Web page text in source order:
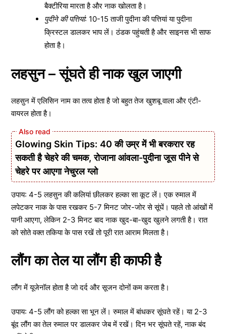
बैक्टीरिया मारता है और नाक खोलता है।
पुदीने की पत्तियां: 10-15 ताजी पुदीना की पत्तियां या पुदीना
क्रिस्टल डालकर भाप लें। ठंडक पहुंचती है और साइनस भी साफ
होता है।
लहसुन – सूंघते ही नाक खुल जाएगी
लहसुन में एलिसिन नाम का तत्व होता है जो बहुत तेज खुशबू वाला और एंटी-
वायरल होता है।
Glowing Skin Tips: 40 की उम्र में भी बरकरार रह
सकती है चेहरे की चमक, रोजाना आंवला-पुदीना जूस पीने से
चेहरे पर आएगा नेचुरल ग्लो
उपाय: 4-5 लहसुन की कलियां छीलकर हल्का सा कूट लें। एक रुमाल में
लपेटकर नाक के पास रखकर 5-7 मिनट जोर-जोर से सूंघें। पहले तो आंखों में
पानी आएगा, लेकिन 2-3 मिनट बाद नाक खुद-बा-खुद खुलने लगती है। रात
को सोते वक्त तकिया के पास रखें तो पूरी रात आराम मिलता है।
लौंग का तेल या लौंग ही काफी है
लौंग में यूजेनॉल होता है जो दर्द और सूजन दोनों कम करता है।
उपाय: 4-5 लौंग को हल्का सा भून लें। रुमाल में बांधकर सूंघते रहें। या 2-3
बूंद लौंग का तेल रुमाल पर डालकर जेब में रखें। दिन भर सूंघते रहें, नाक बंद